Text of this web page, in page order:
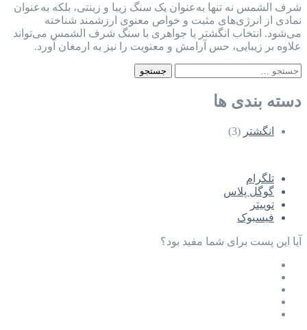
شرف الشمس نه تنها به‌عنوان یک سنگ زیبا و زینتی، بلکه به‌عنوان
نمادی از انرژی‌های مثبت و خواص معنوی ارزشمند شناخته
می‌شود. انتخاب انگشتر یا جواهری با سنگ شرف الشمس می‌تواند
علاوه بر زیبایی، حس آرامش و معنویت را نیز به ارمغان آورد.
جستجو
جستجو
دسته بندی ها
انگشتر (3)
تلگرام
گوگل پلاس
توييتر
فیسبوک
آیا این پست برای شما مفید بود؟